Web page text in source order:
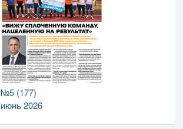
№5 (177)
июнь 2026